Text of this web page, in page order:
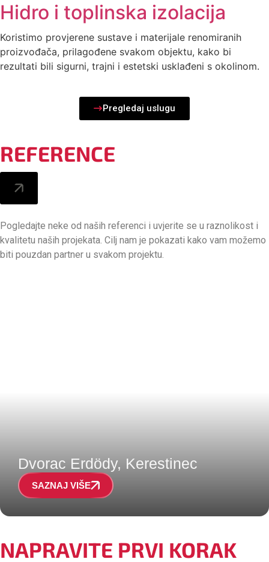
Hidro i toplinska izolacija
Koristimo provjerene sustave i materijale renomiranih
proizvođača, prilagođene svakom objektu, kako bi
rezultati bili sigurni, trajni i estetski usklađeni s okolinom.
Pregledaj uslugu
REFERENCE
Pogledajte neke od naših referenci i uvjerite se u raznolikost i
kvalitetu naših projekata. Cilj nam je pokazati kako vam možemo
biti pouzdan partner u svakom projektu.
Dvorac Erdödy, Kerestinec
SAZNAJ VIŠE
NAPRAVITE PRVI KORAK